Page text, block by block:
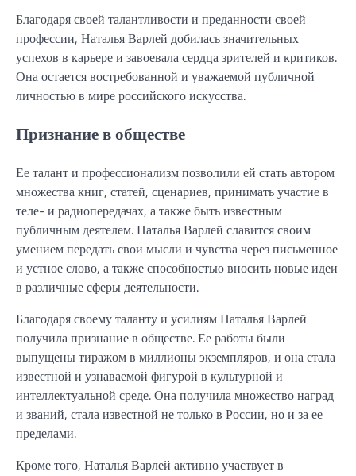
Благодаря своей талантливости и преданности своей
профессии, Наталья Варлей добилась значительных
успехов в карьере и завоевала сердца зрителей и критиков.
Она остается востребованной и уважаемой публичной
личностью в мире российского искусства.
Признание в обществе
Ее талант и профессионализм позволили ей стать автором
множества книг, статей, сценариев, принимать участие в
теле- и радиопередачах, а также быть известным
публичным деятелем. Наталья Варлей славится своим
умением передать свои мысли и чувства через письменное
и устное слово, а также способностью вносить новые идеи
в различные сферы деятельности.
Благодаря своему таланту и усилиям Наталья Варлей
получила признание в обществе. Ее работы были
выпущены тиражом в миллионы экземпляров, и она стала
известной и узнаваемой фигурой в культурной и
интеллектуальной среде. Она получила множество наград
и званий, стала известной не только в России, но и за ее
пределами.
Кроме того, Наталья Варлей активно участвует в